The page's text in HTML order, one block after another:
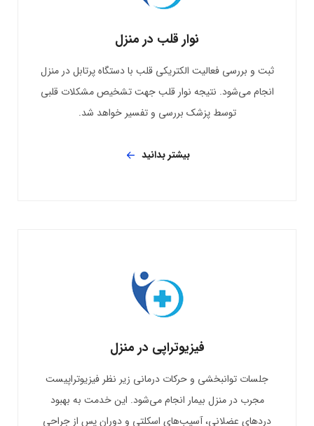
نوار قلب در منزل
ثبت و بررسی فعالیت الکتریکی قلب با دستگاه پرتابل در منزل
انجام می‌شود. نتیجه نوار قلب جهت تشخیص مشکلات قلبی
توسط پزشک بررسی و تفسیر خواهد شد.
بیشتر بدانید
فیزیوتراپی در منزل
جلسات توانبخشی و حرکات درمانی زیر نظر فیزیوتراپیست
مجرب در منزل بیمار انجام می‌شود. این خدمت به بهبود
دردهای عضلانی، آسیب‌های اسکلتی و دوران پس از جراحی